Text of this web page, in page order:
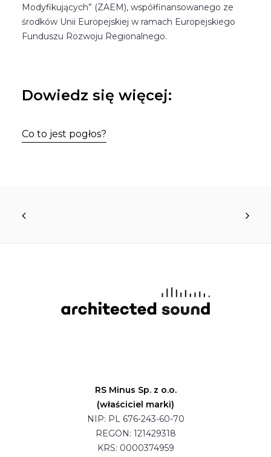
Modyfikujących” (ZAEM), współfinansowanego ze
środków Unii Europejskiej w ramach Europejskiego
Funduszu Rozwoju Regionalnego.
Dowiedz się więcej:
Co to jest pogłos?
RS Minus Sp. z o.o.
(właściciel marki)
NIP: PL 676-243-60-70
REGON: 121429318
KRS: 0000374959